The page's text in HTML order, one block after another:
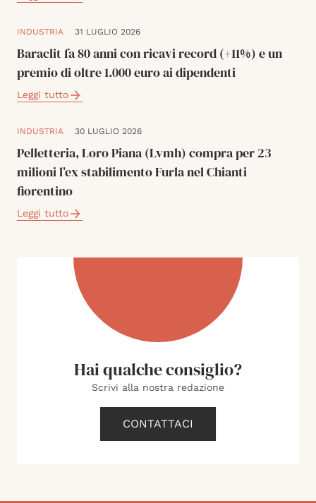
INDUSTRIA 31 LUGLIO 2026
Baraclit fa 80 anni con ricavi record (+11%) e un
premio di oltre 1.000 euro ai dipendenti
Leggi tutto
INDUSTRIA 30 LUGLIO 2026
Pelletteria, Loro Piana (Lvmh) compra per 23
milioni l’ex stabilimento Furla nel Chianti
fiorentino
Leggi tutto
Hai qualche consiglio?
Scrivi alla nostra redazione
CONTATTACI